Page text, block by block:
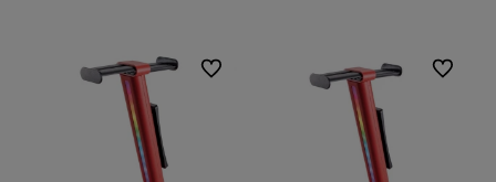
Do ulubionych Do